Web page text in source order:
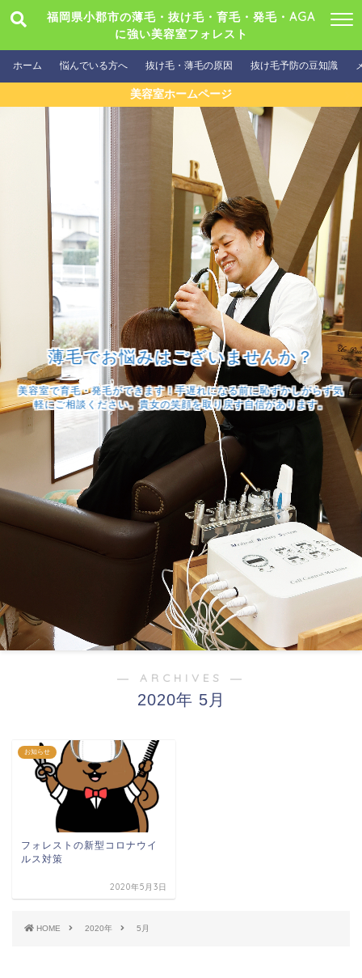
福岡県小郡市の薄毛・抜け毛・育毛・発毛・AGA
に強い美容室フォレスト
ホーム 悩んでいる方へ 抜け毛・薄毛の原因 抜け毛予防の豆知識
美容室ホームページ
薄毛でお悩みはございませんか？
美容室で育毛・発毛ができます！手遅れになる前に恥ずかしがらず気
軽にご相談ください。貴女の笑顔を取り戻す自信があります。
― ARCHIVES ―
2020年 5月
お知らせ
フォレストの新型コロナウイ
ルス対策
2020年5月3日
HOME 2020年 5月